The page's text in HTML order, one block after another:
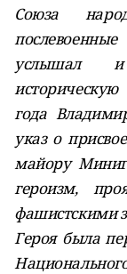
Союза
услышал и
года
указ о
майору
героизм,
фашистскими
Героя была